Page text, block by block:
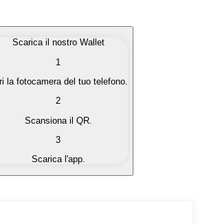
che ti interessano in modo
criptovalute in valuta fiat quando ne
con un'altra
in un Wallet self-custodial.
Scarica il nostro Wallet
1
la fotocamera del tuo telefono.
2
Scansiona il QR.
3
Scarica l'app.